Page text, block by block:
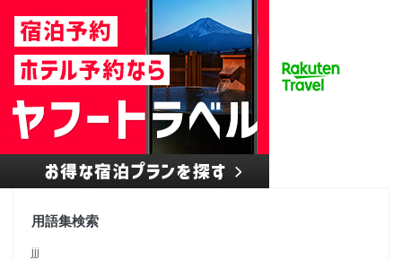
用語集検索
jjj